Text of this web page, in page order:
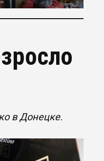
в Донецке.